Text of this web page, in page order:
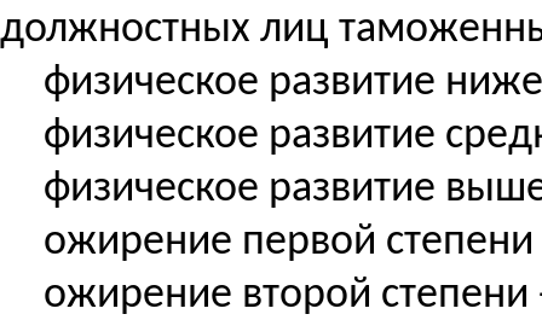
должностных лиц
физическое развитие
физическое развитие
физическое развитие
ожирение первой
ожирение второй